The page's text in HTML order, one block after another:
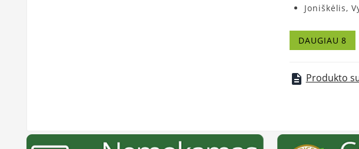
Joniškėlis,
Klaipėda,
Elektrėnai,
Venta,
DAUGIAU 8
description Produkto